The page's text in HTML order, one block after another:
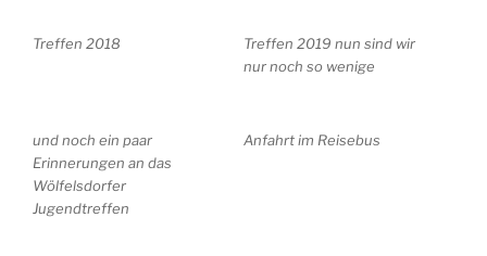
Treffen 2018
Treffen 2019 nun sind wir
nur noch so wenige
und noch ein paar
Erinnerungen an das
Wölfelsdorfer
Jugendtreffen
Anfahrt im Reisebus